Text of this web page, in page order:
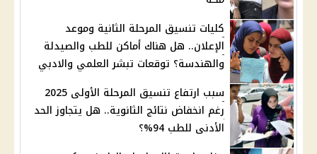
كليات تنسيق المرحلة الثانية وموعد
الإعلان.. هل هناك أماكن للطب والصيدلة
والهندسة؟ توقعات تبشر العلمي والادبي
سبب ارتفاع تنسيق المرحلة الأولى 2025
رغم انخفاض نتائج الثانوية.. هل يتجاوز الحد
الأدنى للطب 94%؟